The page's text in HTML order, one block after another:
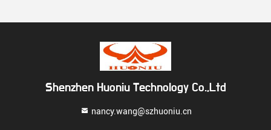
Shenzhen Huoniu Technology Co.,Ltd
nancy.wang@szhuoniu.cn